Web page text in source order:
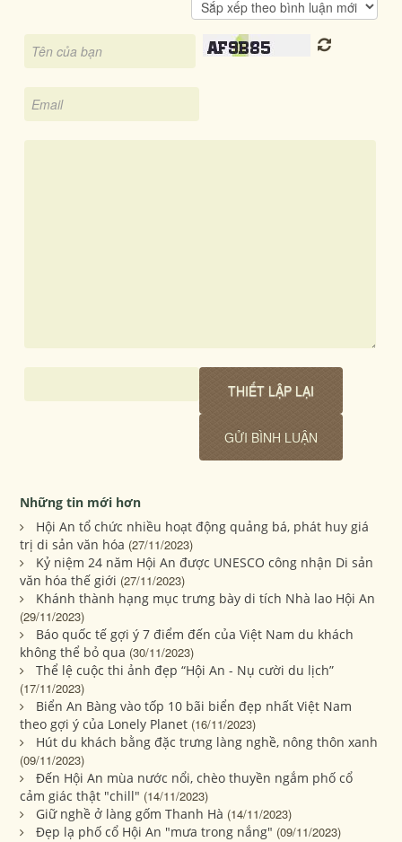
Những tin mới hơn
Hội An tổ chức nhiều hoạt động quảng bá, phát huy giá
trị di sản văn hóa (27/11/2023)
Kỷ niệm 24 năm Hội An được UNESCO công nhận Di sản
văn hóa thế giới (27/11/2023)
Khánh thành hạng mục trưng bày di tích Nhà lao Hội An
(29/11/2023)
Báo quốc tế gợi ý 7 điểm đến của Việt Nam du khách
không thể bỏ qua (30/11/2023)
Thể lệ cuộc thi ảnh đẹp “Hội An - Nụ cười du lịch”
(17/11/2023)
Biển An Bàng vào tốp 10 bãi biển đẹp nhất Việt Nam
theo gợi ý của Lonely Planet (16/11/2023)
Hút du khách bằng đặc trưng làng nghề, nông thôn xanh
(09/11/2023)
Đến Hội An mùa nước nổi, chèo thuyền ngắm phố cổ
cảm giác thật "chill" (14/11/2023)
Giữ nghề ở làng gốm Thanh Hà (14/11/2023)
Đẹp lạ phố cổ Hội An "mưa trong nắng" (09/11/2023)